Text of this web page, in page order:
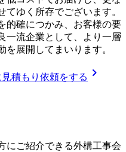
てゆく所存でございます。
的確につかみ、お客様の要
一流企業として、より一層
展開してまいります。
積もり依頼をする chevron_right
にご紹介できる外構工事会